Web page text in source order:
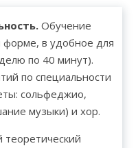
Обучение
форме, в удобное для
по 40 минут).
по специальности
сольфеджио,
музыки) и хор.
теоретический